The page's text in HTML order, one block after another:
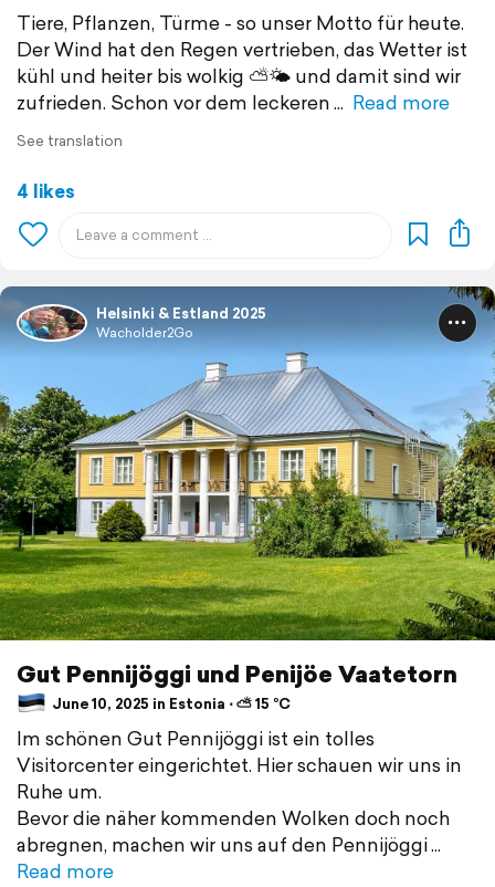
Tiere, Pflanzen, Türme - so unser Motto für heute.
Der Wind hat den Regen vertrieben, das Wetter ist
kühl und heiter bis wolkig ⛅️🌤️ und damit sind wir
zufrieden. Schon vor dem leckeren
Read more
See translation
4 likes
Helsinki & Estland 2025
Wacholder2Go
Gut Pennijöggi und Penijöe Vaatetorn
June 10, 2025 in Estonia ⋅ ⛅ 15 °C
Im schönen Gut Pennijöggi ist ein tolles
Visitorcenter eingerichtet. Hier schauen wir uns in
Ruhe um.
Bevor die näher kommenden Wolken doch noch
abregnen, machen wir uns auf den Pennijöggi
Read more